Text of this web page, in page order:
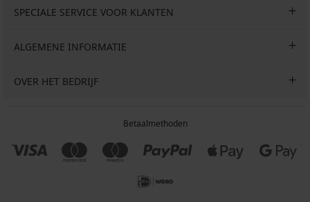
SPECIALE SERVICE VOOR KLANTEN
ALGEMENE INFORMATIE
OVER HET BEDRIJF
Betaalmethoden